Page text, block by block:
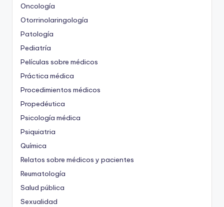
Oncología
Otorrinolaringología
Patología
Pediatría
Películas sobre médicos
Práctica médica
Procedimientos médicos
Propedéutica
Psicología médica
Psiquiatria
Química
Relatos sobre médicos y pacientes
Reumatología
Salud pública
Sexualidad